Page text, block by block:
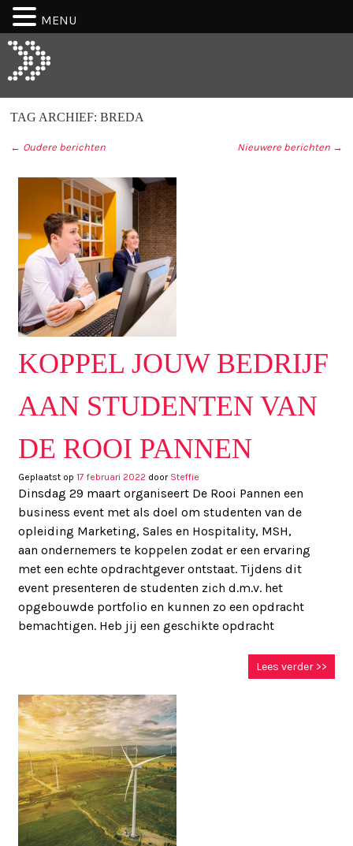
TAG ARCHIEF: BREDA
BERICHT NAVIGATIE
← Oudere berichten Nieuwere berichten →
KOPPEL JOUW BEDRIJF
AAN STUDENTEN VAN
DE ROOI PANNEN
Geplaatst op 17 februari 2022 door Steffie
Dinsdag 29 maart organiseert De Rooi Pannen een
business event met als doel om studenten van de
opleiding Marketing, Sales en Hospitality, MSH,
aan ondernemers te koppelen zodat er een ervaring
met een echte opdrachtgever ontstaat. Tijdens dit
event presenteren de studenten zich d.m.v. het
opgebouwde portfolio en kunnen zo een opdracht
bemachtigen. Heb jij een geschikte opdracht
Lees verder >>
MENU